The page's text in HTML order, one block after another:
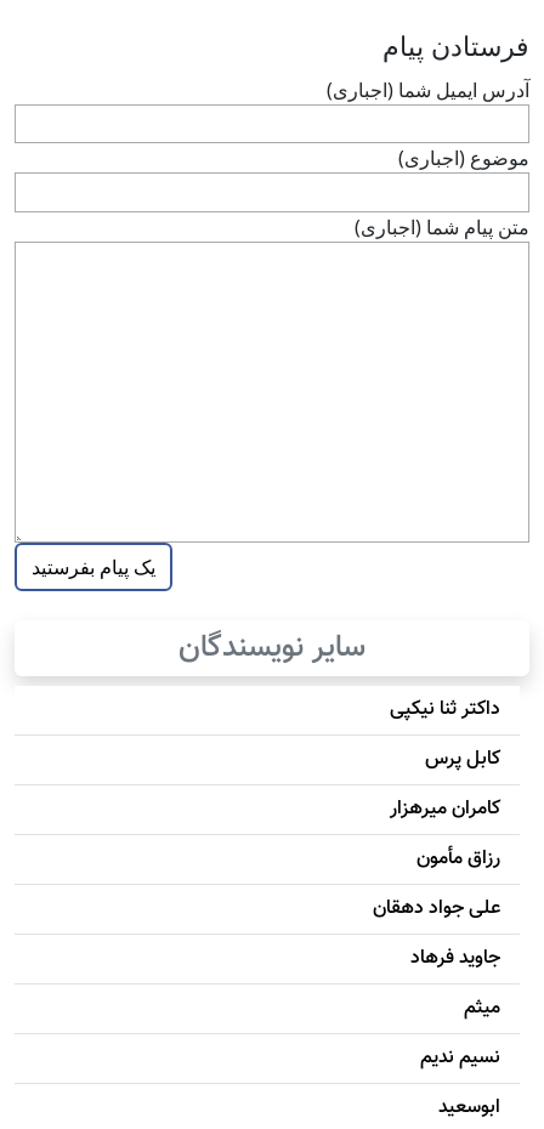
فرستادن پيام
آدرس ايميل شما (اجباری)
موضوع (اجباری)
متن پيام شما (اجباری)
سایر نویسندگان
داکتر ثنا نیکپی
کابل پرس
کامران میرهزار
رزاق مأمون
علی جواد دهقان
جاويد فرهاد
میثم
نسیم ندیم
ابوسعيد